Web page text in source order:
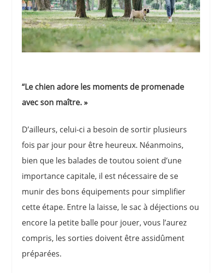
“Le chien adore les moments de promenade
avec son maître. »
D’ailleurs, celui-ci a besoin de sortir plusieurs
fois par jour pour être heureux. Néanmoins,
bien que les balades de toutou soient d’une
importance capitale, il est nécessaire de se
munir des bons équipements pour simplifier
cette étape. Entre la laisse, le sac à déjections ou
encore la petite balle pour jouer, vous l’aurez
compris, les sorties doivent être assidûment
préparées.